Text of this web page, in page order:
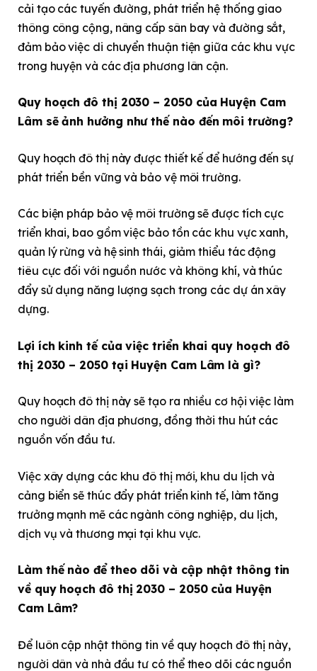
cải tạo các tuyến đường, phát triển hệ thống giao
thông công cộng, nâng cấp sân bay và đường sắt,
đảm bảo việc di chuyển thuận tiện giữa các khu vực
trong huyện và các địa phương lân cận.
Quy hoạch đô thị 2030 – 2050 của Huyện Cam
Lâm sẽ ảnh hưởng như thế nào đến môi trường?
Quy hoạch đô thị này được thiết kế để hướng đến sự
phát triển bền vững và bảo vệ môi trường.
Các biện pháp bảo vệ môi trường sẽ được tích cực
triển khai, bao gồm việc bảo tồn các khu vực xanh,
quản lý rừng và hệ sinh thái, giảm thiểu tác động
tiêu cực đối với nguồn nước và không khí, và thúc
đẩy sử dụng năng lượng sạch trong các dự án xây
dựng.
Lợi ích kinh tế của việc triển khai quy hoạch đô
thị 2030 – 2050 tại Huyện Cam Lâm là gì?
Quy hoạch đô thị này sẽ tạo ra nhiều cơ hội việc làm
cho người dân địa phương, đồng thời thu hút các
nguồn vốn đầu tư.
Việc xây dựng các khu đô thị mới, khu du lịch và
cảng biển sẽ thúc đẩy phát triển kinh tế, làm tăng
trưởng mạnh mẽ các ngành công nghiệp, du lịch,
dịch vụ và thương mại tại khu vực.
Làm thế nào để theo dõi và cập nhật thông tin
về quy hoạch đô thị 2030 – 2050 của Huyện
Cam Lâm?
Để luôn cập nhật thông tin về quy hoạch đô thị này,
người dân và nhà đầu tư có thể theo dõi các nguồn